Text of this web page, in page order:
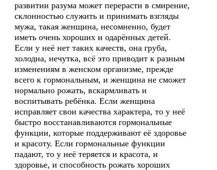
развитии разума может перерасти в смирение,
склонностью служить и принимать взгляды
мужа, такая женщина, несомненно, будет
иметь очень хороших и одарённых детей.
Если у неё нет таких качеств, она груба,
холодна, нечутка, всё это приводит к разным
изменениям в женском организме, прежде
всего к гормональным, и женщина не сможет
нормально рожать, вскармливать и
воспитывать ребёнка. Если женщина
исправляет свои качества характера, то у неё
быстро восстанавливаются гормональные
функции, которые поддерживают её здоровье
и красоту. Если гормональные функции
падают, то у неё теряется и красота, и
здоровье, и способность рожать хороших